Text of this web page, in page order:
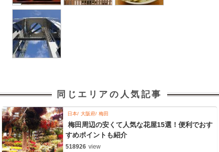
同じエリアの人気記事
日本 大阪府 梅田
梅田周辺の安くて人気な花屋15選！便利でおす
すめポイントも紹介
518926 view